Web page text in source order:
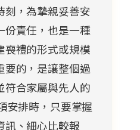
刻，為摯親妥善安
份責任，也是一種
喪禮的形式或規模
要的，是讓整個過
符合家屬與先人的
安排時，只要掌握
訊、細心比較報